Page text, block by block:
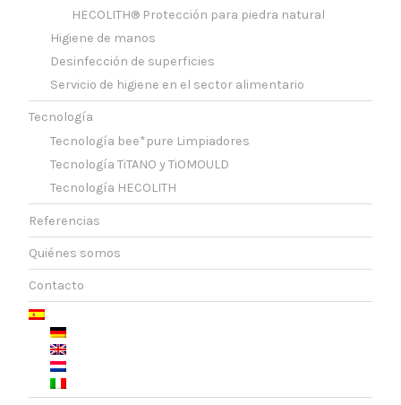
HECOLITH® Protección para piedra natural
Higiene de manos
Desinfección de superficies
Servicio de higiene en el sector alimentario
Tecnología
Tecnología bee*pure Limpiadores
Tecnología TiTANO y TiOMOULD
Tecnología HECOLITH
Referencias
Quiénes somos
Contacto